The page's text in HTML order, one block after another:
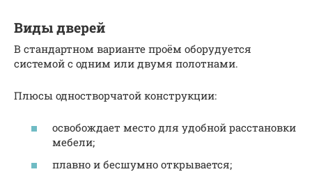
Виды дверей
В стандартном варианте проём оборудуется
системой с одним или двумя полотнами.
Плюсы одностворчатой конструкции:
освобождает место для удобной расстановки
мебели;
плавно и бесшумно открывается;